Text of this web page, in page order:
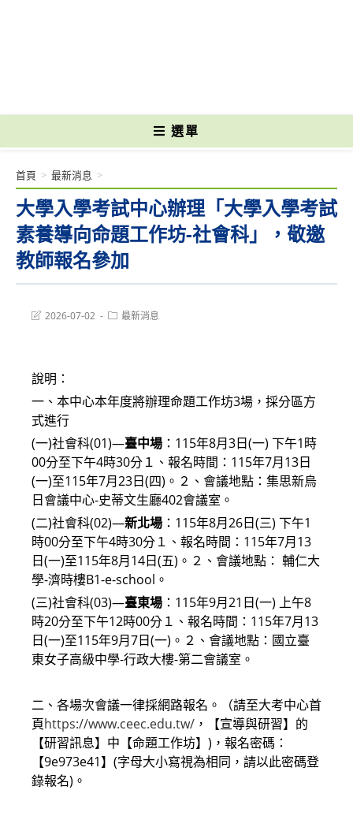
選單
大學入學考試中心辦理「大學入學考試
素養導向命題工作坊-社會科」，敬邀
教師報名參加
首頁 > 最新消息 >
Post2026-07-02
Post最新消息
說明：
一、本中心本年度將辦理命題工作坊3場，採分區方
式進行
(一)社會科(01)—臺中場 ：115年8月3日(一) 下午1時
00分至下午4時30分１、報名時間：115年7月13日
(一)至115年7月23日(四)。２、會議地點：集思新烏
日會議中心-史蒂文生廳402會議室。
(二)社會科(02)—新北場 ：115年8月26日(三) 下午1
時00分至下午4時30分１、報名時間：115年7月13
日(一)至115年8月14日(五)。２、會議地點： 輔仁大
學-濟時樓B1-e-school。
(三)社會科(03)—臺東場 ：115年9月21日(一) 上午8
時20分至下午12時00分１、報名時間：115年7月13
日(一)至115年9月7日(一)。２、會議地點：國立臺
東女子高級中學-行政大樓-第二會議室。
二、各場次會議一律採網路報名。（請至大考中心首
頁https://www.ceec.edu.tw/ ，【宣導與研習】的
【研習訊息】中【命題工作坊】)，報名密碼：
【9e973e41】(字母大小寫視為相同，請以此密碼登
錄報名)。